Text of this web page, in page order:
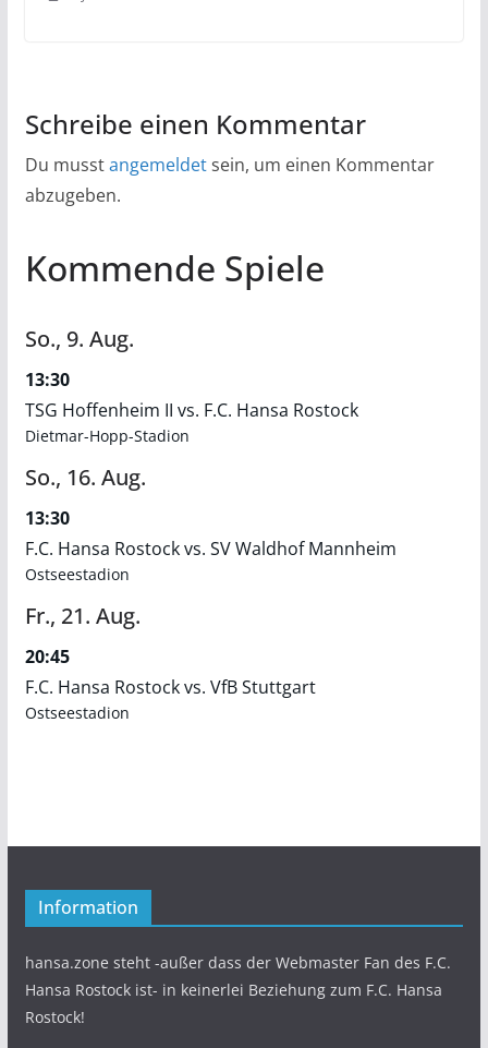
Schreibe einen Kommentar
Du musstangemeldetsein, um einen Kommentar
abzugeben.
Kommende Spiele
So., 9. Aug.
13:30
TSG Hoffenheim II vs. F.C. Hansa Rostock
Dietmar-Hopp-Stadion
So., 16. Aug.
13:30
F.C. Hansa Rostock vs. SV Waldhof Mannheim
Ostseestadion
Fr., 21. Aug.
20:45
F.C. Hansa Rostock vs. VfB Stuttgart
Ostseestadion
Information
hansa.zone steht -außer dass der Webmaster Fan des F.C.
Hansa Rostock ist- in keinerlei Beziehung zum F.C. Hansa
Rostock!